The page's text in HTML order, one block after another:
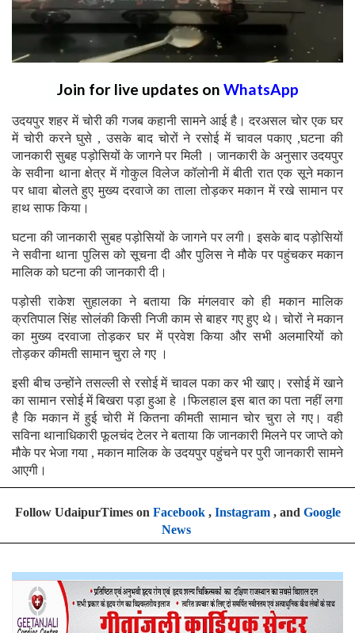
Join for live updates on WhatsApp
उदयपुर शहर में चोरी की गजब कहानी सामने आई है। दरअसल चोर एक घर
में चोरी करने घुसे , उसके बाद चोरों ने रसोई में चावल पकाए ,घटना की
जानकारी सुबह पड़ोसियों के जागने पर मिली । जानकारी के अनुसार उदयपुर
के सवीना थाना क्षेत्र में गोकुल विलेज कॉलोनी में बीती रात एक सूने मकान
पर धावा बोलते हुए मुख्य दरवाजे का ताला तोड़कर मकान में रखे सामान पर
हाथ साफ किया।
घटना की जानकारी सुबह पड़ोसियों के जागने पर लगी। इसके बाद पड़ोसियों
ने सवीना थाना पुलिस को सूचना दी और पुलिस ने मौके पर पहुंचकर मकान
मालिक को घटना की जानकारी दी।
पड़ोसी राकेश सुहालका ने बताया कि मंगलवार को ही मकान मालिक
क्रतिपाल सिंह सोलंकी किसी निजी काम से बाहर गए हुए थे। चोरों ने मकान
का मुख्य दरवाजा तोड़कर घर में प्रवेश किया और सभी अलमारियों को
तोड़कर कीमती सामान चुरा ले गए ।
इसी बीच उन्होंने तसल्ली से रसोई में चावल पका कर भी खाए। रसोई में खाने
का सामान रसोई में बिखरा पड़ा हुआ हे ।फिलहाल इस बात का पता नहीं लगा
है कि मकान में हुई चोरी में कितना कीमती सामान चोर चुरा ले गए। वही
सविना थानाधिकारी फूलचंद टेलर ने बताया कि जानकारी मिलने पर जाप्ते को
मौके पर भेजा गया , मकान मालिक के उदयपुर पहुंचने पर पुरी जानकारी सामने
आएगी।
Follow UdaipurTimes on Facebook, Instagram, and Google
News